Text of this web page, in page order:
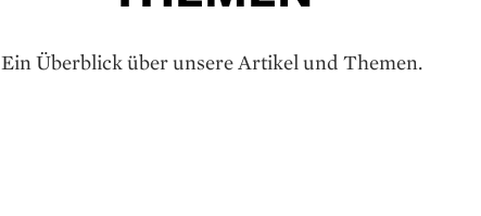
Ein Überblick über unsere Artikel und Themen.